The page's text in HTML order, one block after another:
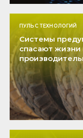
ПУЛЬС ТЕХНОЛОГИЙ
Системы
спасают